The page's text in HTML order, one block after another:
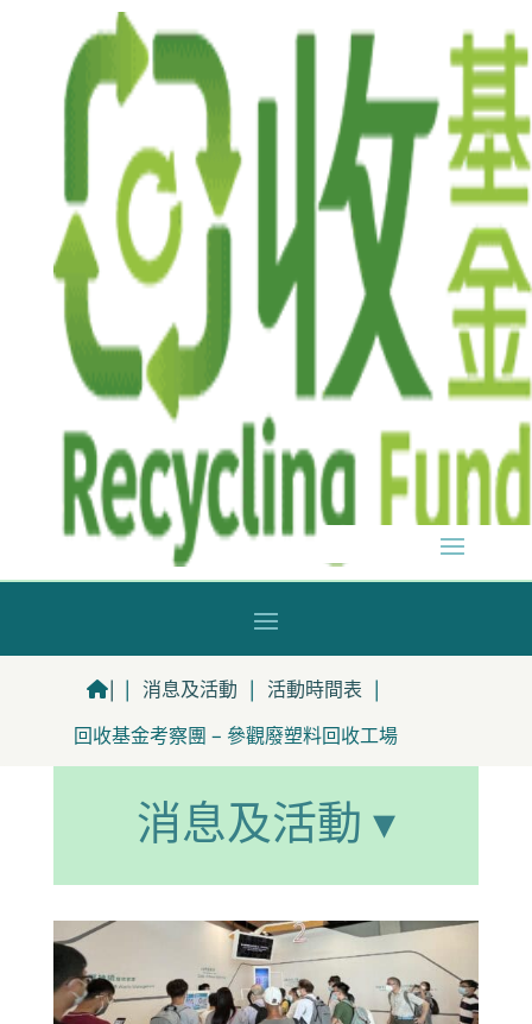
| | 消息及活動 | 活動時間表 |
回收基金考察團 – 參觀廢塑料回收工場
消息及活動 ▾